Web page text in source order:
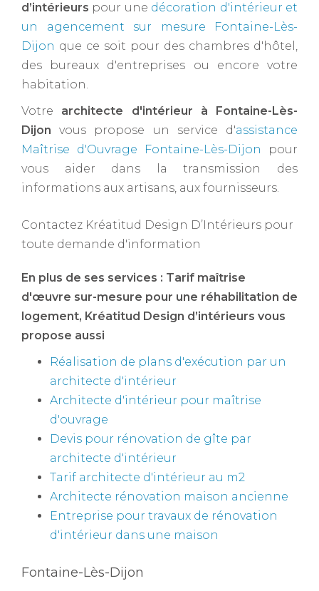
d’intérieurs pour une décoration d'intérieur et
un agencement sur mesure Fontaine-Lès-
Dijon que ce soit pour des chambres d'hôtel,
des bureaux d'entreprises ou encore votre
habitation.
Votre architecte d'intérieur à Fontaine-Lès-
Dijon ​vous propose un service d'assistance
Maîtrise d'Ouvrage Fontaine-Lès-Dijon
pour
vous aider dans la transmission des
informations aux artisans, aux fournisseurs.
Contactez Kréatitud Design D’Intérieurs pour
toute demande d'information
En plus de ses services : Tarif maîtrise
d'œuvre sur-mesure pour une réhabilitation de
logement, Kréatitud Design d’intérieurs vous
propose aussi
Réalisation de plans d'exécution par un
architecte d'intérieur
Architecte d'intérieur pour maîtrise
d'ouvrage
Devis pour rénovation de gîte par
architecte d'intérieur
Tarif architecte d'intérieur au m2
Architecte rénovation maison ancienne
Entreprise pour travaux de rénovation
d'intérieur dans une maison
Fontaine-Lès-Dijon